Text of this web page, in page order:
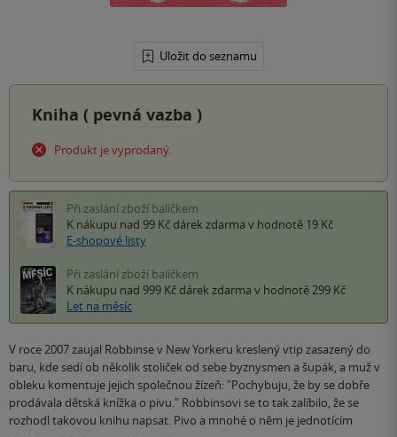
Uložit do seznamu
Kniha ( pevná vazba )
Produkt je vyprodaný.
Při zaslání zboží balíčkem
K nákupu nad 99 Kč dárek zdarma v hodnotě 19 Kč
E-shopové listy
Při zaslání zboží balíčkem
K nákupu nad 999 Kč dárek zdarma v hodnotě 299 Kč
Let na měsíc
V roce 2007 zaujal Robbinse v New Yorkeru kreslený vtip zasazený do
baru, kde sedí ob několik stoliček od sebe byznysmen a šupák, a muž v
obleku komentuje jejich společnou žízeň: "Pochybuju, že by se dobře
prodávala dětská knížka o pivu." Robbinsovi se to tak zalíbilo, že se
rozhodl takovou knihu napsat. Pivo a mnohé o něm je jednotícím